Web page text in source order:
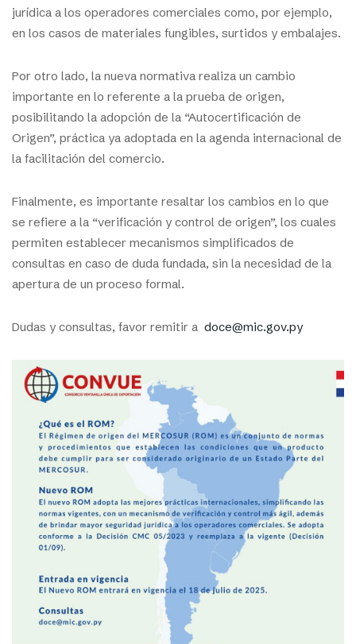
jurídica a los operadores comerciales como, por ejemplo,
en los casos de materiales fungibles, surtidos y embalajes.
Por otro lado, la nueva normativa realiza un cambio
importante en lo referente a la prueba de origen,
posibilitando la adopción de la “Autocertificación de
Origen”, práctica ya adoptada en la agenda internacional de
la facilitación del comercio.
Finalmente, es importante resaltar los cambios en lo que
se refiere a la “verificación y control de origen”, los cuales
permiten establecer mecanismos simplificados de
consultas en caso de duda fundada, sin la necesidad de la
apertura de un proceso formal.
Dudas y consultas, favor remitir a doce@mic.gov.py